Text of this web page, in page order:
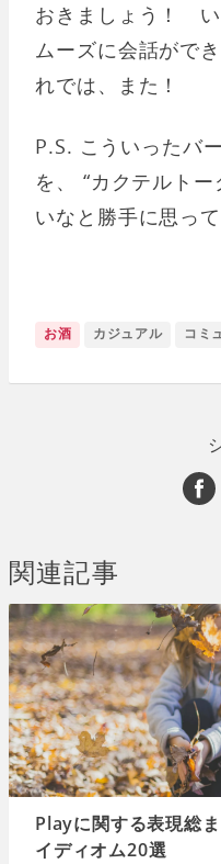
おきましょう！ い
ムーズに会話がで
れでは、また！
P.S. こういったバ
を、 “カクテルト
いなと勝手に思って
お酒 カジュアル コミ
関連記事
Playに関する表現総
イディオム20選